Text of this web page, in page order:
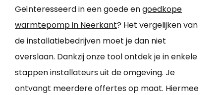
Geïnteresseerd in een goede engoedkope
warmtepomp in Neerkant? Het vergelijken van
de installatiebedrijven moet je dan niet
overslaan. Dankzij onze tool ontdek je in enkele
stappen installateurs uit de omgeving. Je
ontvangt meerdere offertes op maat. Hiermee